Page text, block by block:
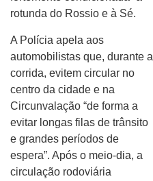
rotunda do Rossio e à Sé.
A Polícia apela aos
automobilistas que, durante a
corrida, evitem circular no
centro da cidade e na
Circunvalação “de forma a
evitar longas filas de trânsito
e grandes períodos de
espera”. Após o meio-dia, a
circulação rodoviária